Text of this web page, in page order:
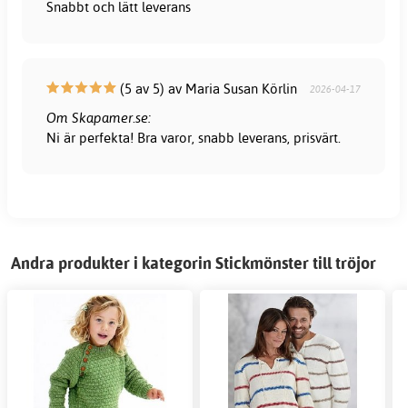
Snabbt och lätt leverans
(5 av 5) av Maria Susan Körlin 2026-04-17
Om Skapamer.se:
Ni är perfekta! Bra varor, snabb leverans, prisvärt.
Andra produkter i kategorin Stickmönster till tröjor